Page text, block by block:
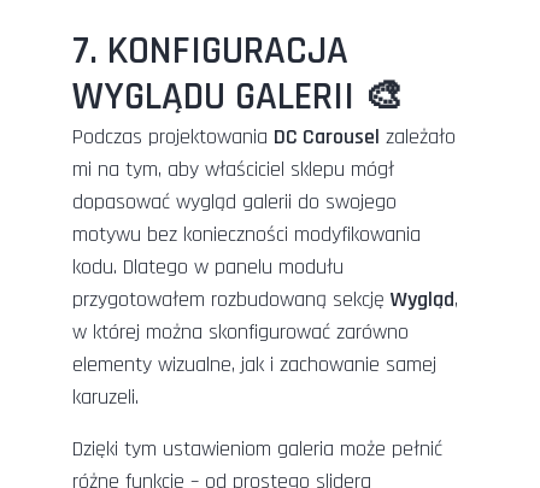
7. KONFIGURACJA
WYGLĄDU GALERII 🎨
Podczas projektowania DC Carousel zależało
mi na tym, aby właściciel sklepu mógł
dopasować wygląd galerii do swojego
motywu bez konieczności modyfikowania
kodu. Dlatego w panelu modułu
przygotowałem rozbudowaną sekcję Wygląd,
w której można skonfigurować zarówno
elementy wizualne, jak i zachowanie samej
karuzeli.
Dzięki tym ustawieniom galeria może pełnić
różne funkcje – od prostego slidera